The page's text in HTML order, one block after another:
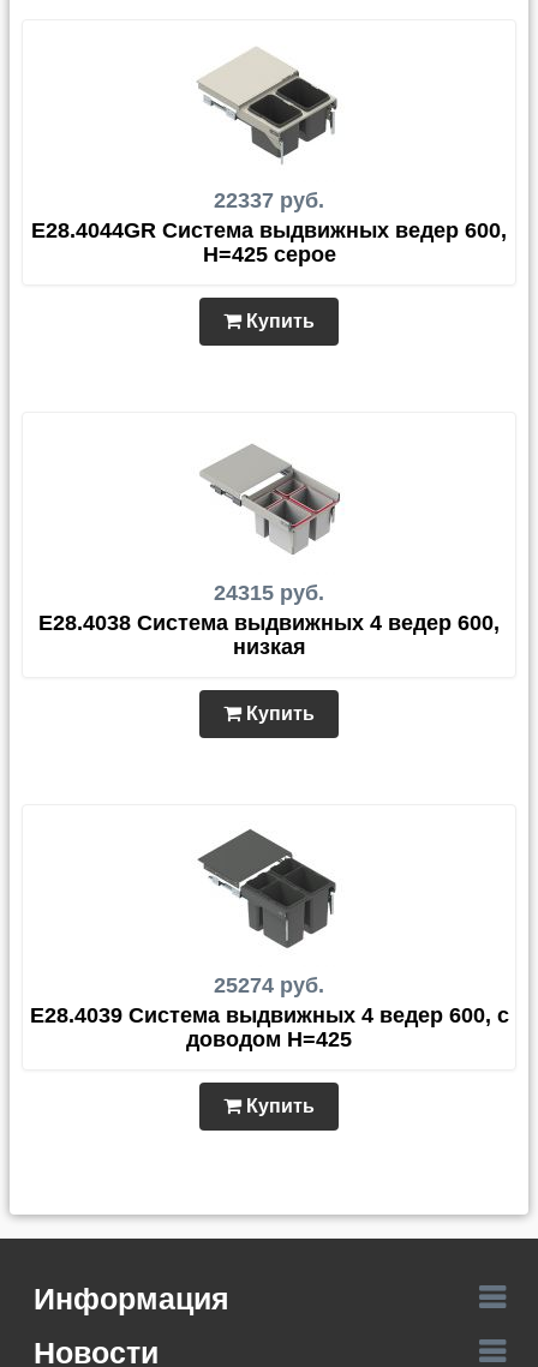
22337 руб.
E28.4044GR Система выдвижных ведер 600,
H=425 серое
Купить
24315 руб.
E28.4038 Система выдвижных 4 ведер 600,
низкая
Купить
25274 руб.
E28.4039 Система выдвижных 4 ведер 600, с
доводом H=425
Купить
Информация
Новости